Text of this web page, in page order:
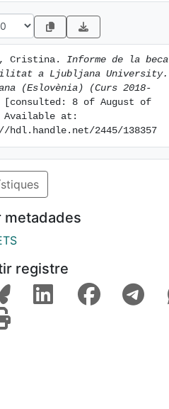
Cristina. Informe de la beca
a Ljubljana University.
(Eslovènia) (Curs 2018-
[consulted: 8 of August of
Available at:
hdl.handle.net/2445/138357
metadades
registre